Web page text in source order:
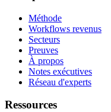
Méthode
Workflows revenus
Secteurs
Preuves
À propos
Notes exécutives
Réseau d'experts
Ressources